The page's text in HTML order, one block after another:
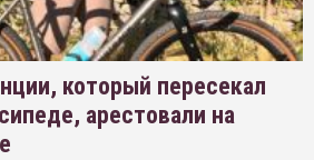
который пересекал
арестовали на